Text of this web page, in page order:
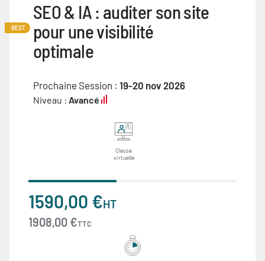
BEST
SEO & IA : auditer son site
pour une visibilité
optimale
Prochaine Session : 19-20 nov 2026
Niveau : Avancé
Classe
virtuelle
1590,00 €HT
1908,00 €TTC